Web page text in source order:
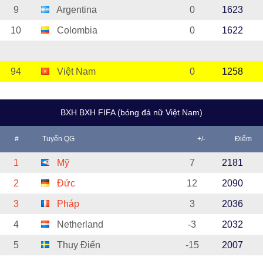
9 Argentina 0 1623
10 Colombia 0 1622
94 Việt Nam 0 1258
BXH BXH FIFA (bóng đá nữ Việt Nam)
# Tuyển QG +/- Điểm
1 Mỹ 7 2181
2 Đức 12 2090
3 Pháp 3 2036
4 Netherland -3 2032
5 Thụy Điển -15 2007